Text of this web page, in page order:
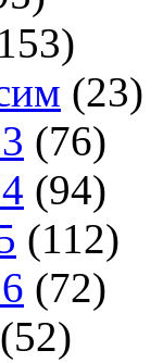
(23)
(76)
(94)
(112)
(72)
(52)